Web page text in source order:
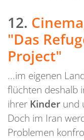
12.
"Das
Project"
...im eigenen
flüchten deshalb
ihrer Kinder und
Doch im Iran
Problemen